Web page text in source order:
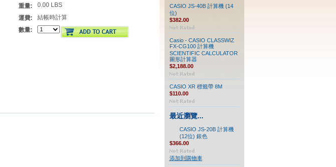
重量:
0.00 LBS
運費:
結帳時計算
數量:
CASIO JS-40B 計算機 (14
位)
$382.00
Casio - CASIO CLASSWIZ
FX-CG100 計算機
SCIENTIFIC CALCULATOR
圖形計算器
$2,188.00
CASIO XR 標籤帶 8M
$110.00
最近瀏覽...
CASIO JS-20B 計算機
(12位) 銀色
$366.00
添加到購物車